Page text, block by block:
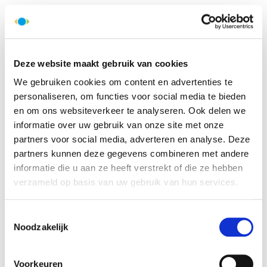
Deze website maakt gebruik van cookies
We gebruiken cookies om content en advertenties te
personaliseren, om functies voor social media te bieden
en om ons websiteverkeer te analyseren. Ook delen we
informatie over uw gebruik van onze site met onze
partners voor social media, adverteren en analyse. Deze
partners kunnen deze gegevens combineren met andere
informatie die u aan ze heeft verstrekt of die ze hebben
verzameld op basis van uw gebruik van hun services.
Noodzakelijk
Voorkeuren